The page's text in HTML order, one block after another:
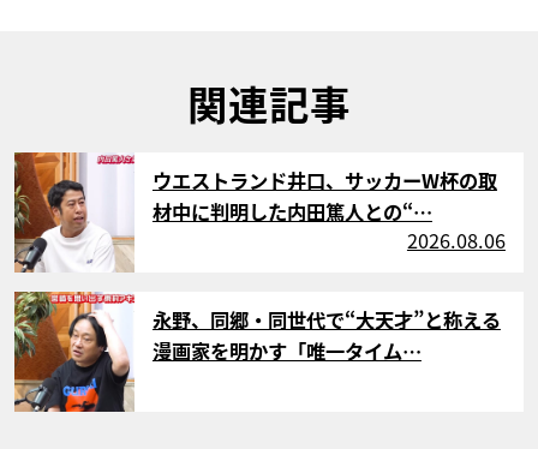
関連記事
サムネイル
ウエストランド井口、サッカーW杯の取
材中に判明した内田篤人との“…
2026.08.06
サムネイル
永野、同郷・同世代で“大天才”と称える
漫画家を明かす「唯一タイム…